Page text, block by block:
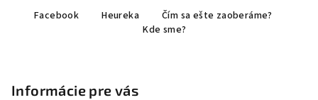
Facebook Heureka
Čím sa ešte zaoberáme?
Kde sme?
Informácie pre vás